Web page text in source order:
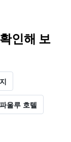
인해 보
울루 호텔